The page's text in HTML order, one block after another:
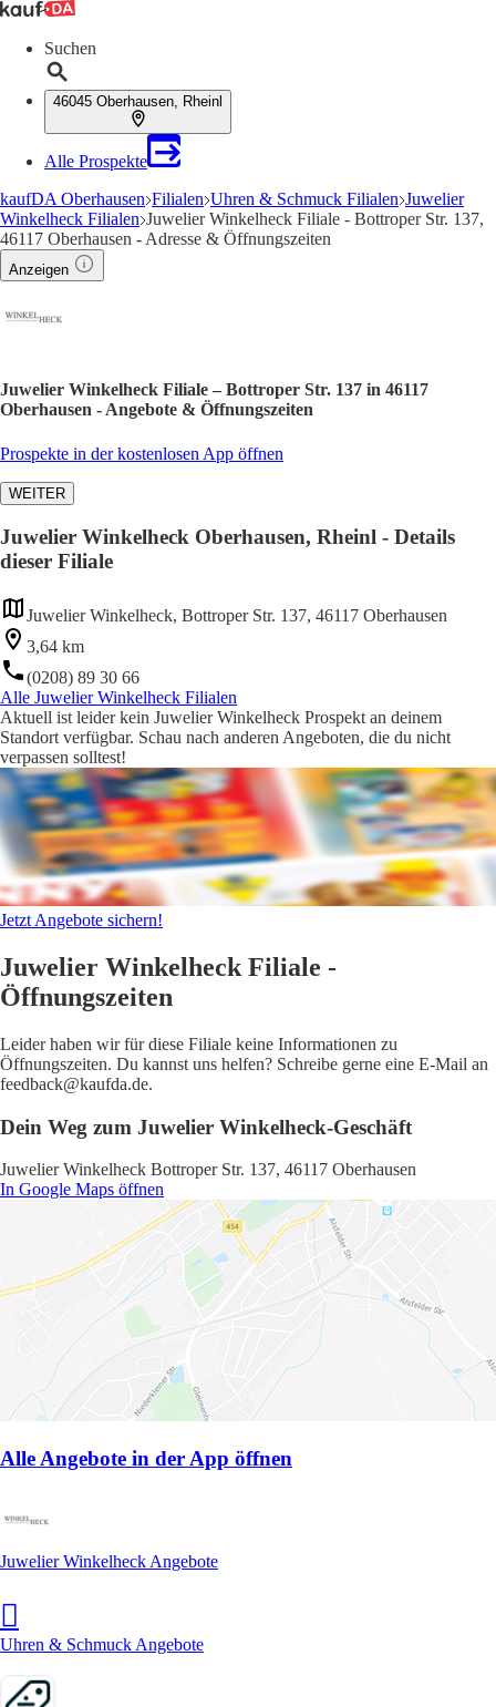
Suchen
46045 Oberhausen, Rheinl
Alle Prospekte
kaufDA Oberhausen Filialen Uhren & Schmuck Filialen Juwelier
Winkelheck Filialen Juwelier Winkelheck Filiale - Bottroper Str. 137,
46117 Oberhausen - Adresse & Öffnungszeiten
Anzeigen
Juwelier Winkelheck Filiale – Bottroper Str. 137 in 46117
Oberhausen - Angebote & Öffnungszeiten
Prospekte in der kostenlosen App öffnen
WEITER
Juwelier Winkelheck Oberhausen, Rheinl - Details
dieser Filiale
Juwelier Winkelheck, Bottroper Str. 137, 46117 Oberhausen
3,64 km
(0208) 89 30 66
Alle Juwelier Winkelheck Filialen
Aktuell ist leider kein Juwelier Winkelheck Prospekt an deinem
Standort verfügbar. Schau nach anderen Angeboten, die du nicht
verpassen solltest!
Jetzt Angebote sichern!
Juwelier Winkelheck Filiale -
Öffnungszeiten
Leider haben wir für diese Filiale keine Informationen zu
Öffnungszeiten. Du kannst uns helfen? Schreibe gerne eine E-Mail an
feedback@kaufda.de.
Dein Weg zum Juwelier Winkelheck-Geschäft
Juwelier Winkelheck Bottroper Str. 137, 46117 Oberhausen
In Google Maps öffnen
Alle Angebote in der App öffnen
Juwelier Winkelheck Angebote
Uhren & Schmuck Angebote